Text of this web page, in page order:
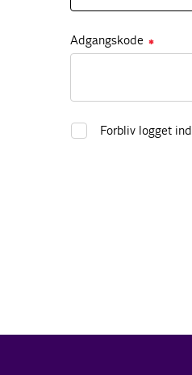
Adgangskode ✱
Forbliv logget ind